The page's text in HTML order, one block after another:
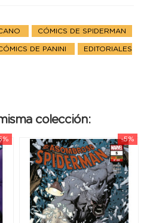
CÓMICS DE SPIDERMAN
DE PANINI EDITORIALES
colección:
-5%